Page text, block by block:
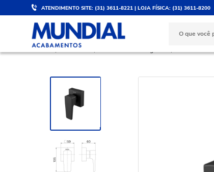
ATENDIMENTO SITE: (31) 3611-8221 | LOJA FÍSICA: (31) 3611-8200
DESCONTO DE 5%
Válido para PIX e boleto
BANHEIRO